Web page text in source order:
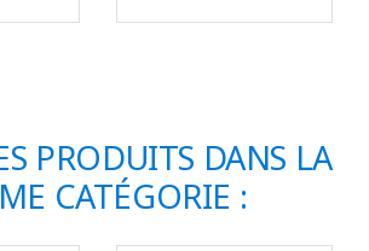
PRODUITS DANS LA
CATÉGORIE :